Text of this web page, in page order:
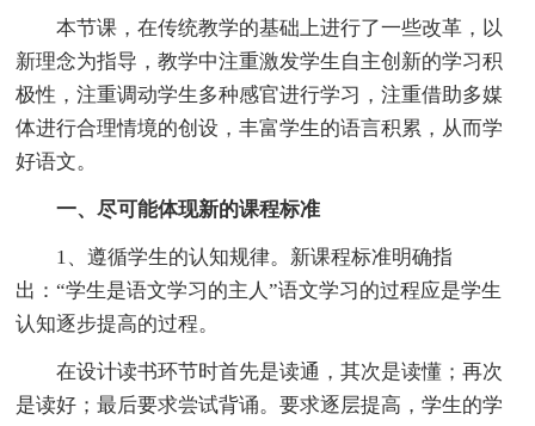
本节课，在传统教学的基础上进行了一些改革，以
新理念为指导，教学中注重激发学生自主创新的学习积
极性，注重调动学生多种感官进行学习，注重借助多媒
体进行合理情境的创设，丰富学生的语言积累，从而学
好语文。
一、尽可能体现新的课程标准
1、遵循学生的认知规律。新课程标准明确指
出：“学生是语文学习的主人”语文学习的过程应是学生
认知逐步提高的过程。
在设计读书环节时首先是读通，其次是读懂；再次
是读好；最后要求尝试背诵。要求逐层提高，学生的学